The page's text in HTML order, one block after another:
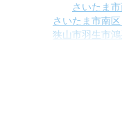
さいたま
さいたま市南区
狭山市羽生市